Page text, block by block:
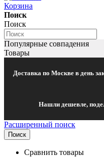
Корзина
Поиск
Поиск
Популярные совпадения
Товары
Доставка по Москве в день
Нашли дешевле,
Расширенный поиск
Поиск
Сравнить товары